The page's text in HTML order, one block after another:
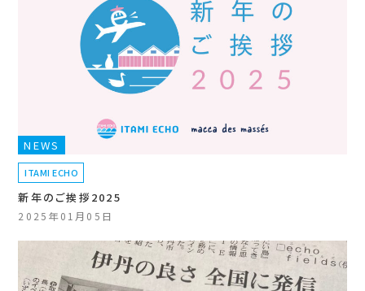
NEWS
ITAMI ECHO
新年のご挨拶2025
2025年01月05日